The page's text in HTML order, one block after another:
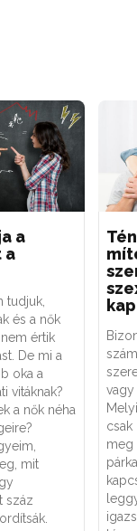
a
a
tudjuk,
és a nők
értik
De mi a
oka a
vitáknak?
a nők néha
mit
száz
vagy
csak
meg